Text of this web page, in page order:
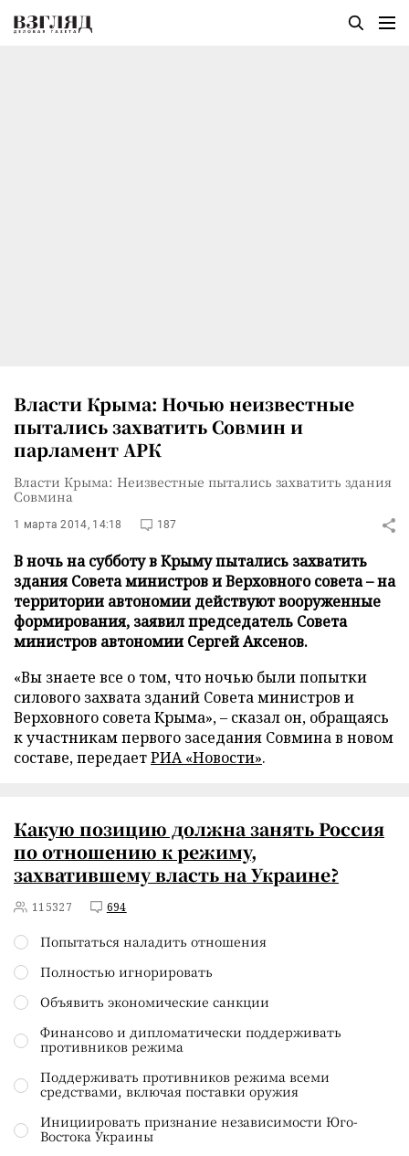
Власти Крыма: Ночью неизвестные
пытались захватить Совмин и
парламент АРК
Власти Крыма: Неизвестные пытались захватить здания
Совмина
1 марта 2014, 14:18 187
В ночь на субботу в Крыму пытались захватить
здания Совета министров и Верховного совета – на
территории автономии действуют вооруженные
формирования, заявил председатель Совета
министров автономии Сергей Аксенов.
«Вы знаете все о том, что ночью были попытки
силового захвата зданий Совета министров и
Верховного совета Крыма»,– сказал он, обращаясь
к участникам первого заседания Совмина в новом
составе, передаетРИА «Новости».
Какую позицию должна занять Россия
по отношению к режиму,
захватившему власть на Украине?
115327 694
Попытаться наладить отношения
Полностью игнорировать
Объявить экономические санкции
Финансово и дипломатически поддерживать
противников режима
Поддерживать противников режима всеми
средствами, включая поставки оружия
Инициировать признание независимости Юго-
Востока Украины